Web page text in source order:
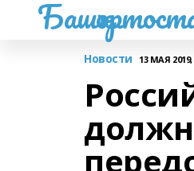
Новости 13 МАЯ 2019,